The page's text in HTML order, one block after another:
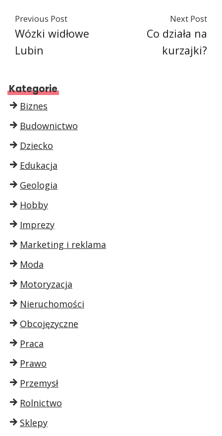
Previous Post
Wózki widłowe
Lubin
Next Post
Co działa na
kurzajki?
Kategorie
Biznes
Budownictwo
Dziecko
Edukacja
Geologia
Hobby
Imprezy
Marketing i reklama
Moda
Motoryzacja
Nieruchomości
Obcojęzyczne
Praca
Prawo
Przemysł
Rolnictwo
Sklepy